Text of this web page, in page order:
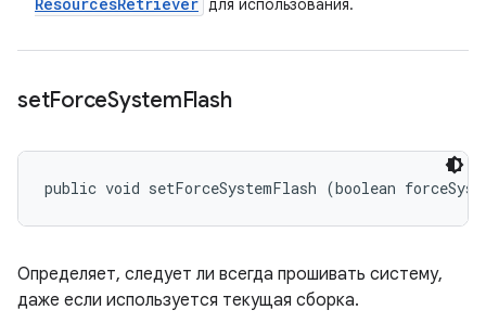
для использования.
setForceSystemFlash
public void setForceSystemFlash (boolean
Определяет, следует ли всегда прошивать систему,
даже если используется текущая сборка.